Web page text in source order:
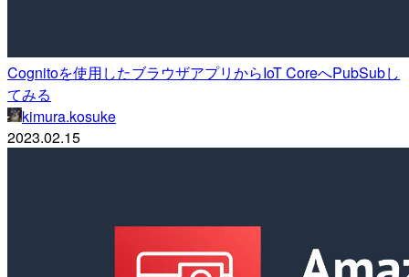
Cognitoを使用したブラウザアプリからIoT CoreへPubSubし
てみる
kimura.kosuke
2023.02.15